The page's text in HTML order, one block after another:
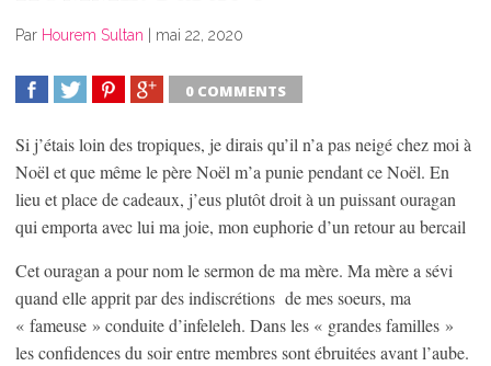
Par Hourem Sultan | mai 22, 2020
0 COMMENTS
Si j’étais loin des tropiques, je dirais qu’il n’a pas neigé chez moi à
Noël et que même le père Noël m’a punie pendant ce Noël. En
lieu et place de cadeaux, j’eus plutôt droit à un puissant ouragan
qui emporta avec lui ma joie, mon euphorie d’un retour au bercail
Cet ouragan a pour nom le sermon de ma mère. Ma mère a sévi
quand elle apprit par des indiscrétions de mes soeurs, ma
« fameuse » conduite d’infeleleh. Dans les « grandes familles »
les confidences du soir entre membres sont ébruitées avant l’aube.